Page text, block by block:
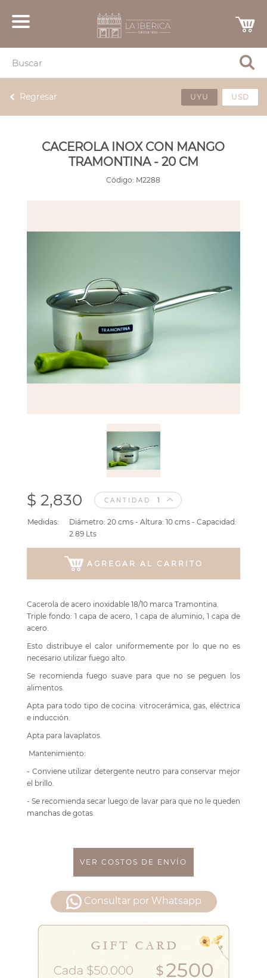
Regresar UYU USD
CACEROLA INOX CON MANGO
TRAMONTINA - 20 CM
Código: M2288
$ 2,830 CANTIDAD
Medidas:
Diámetro: 20 cms - Altura: 10 cms - Capacidad:
2.89 Lts
AGREGAR AL CARRITO
Cacerola de acero inoxidable 18/10 marca Tramontina.
Triple fondo: 1 capa de acero, 1 capa de aluminio, 1 capa de
acero.
Esto distribuye el calor uniformemente por lo que no es
necesario utilizar fuego alto.
Se recomienda fuego suave para que no se peguen los
alimentos.
Apta para todo tipo de cocina: vitrocerámica, gas, eléctrica
e inducción.
Apta para lavaplatos.
Mantenimiento:
- Conviene utilizar detergente neutro para conservar mejor
el brillo.
- Se recomienda secar luego de lavar para que no le queden
manchas de gotas.
VER COSTOS DE ENVÍO
Consultar por Whatsapp